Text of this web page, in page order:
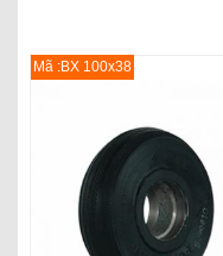
Mã :BX 100x38